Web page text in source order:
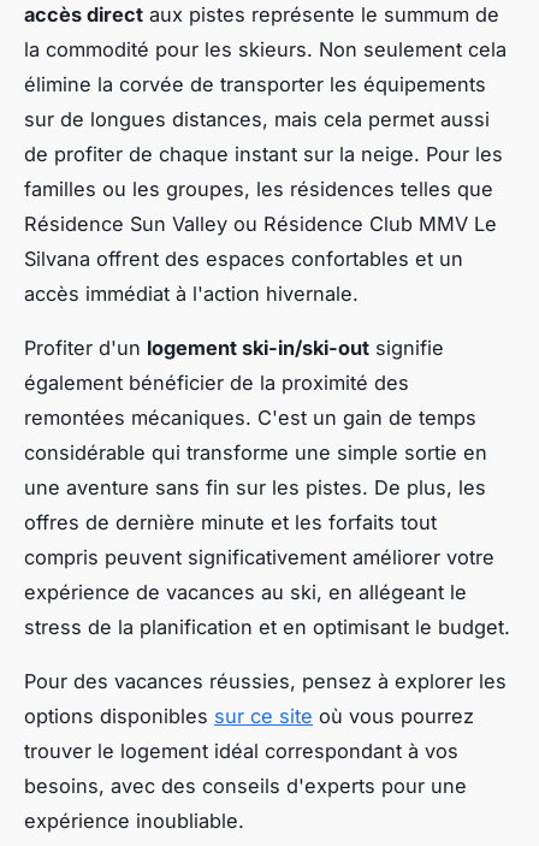
accès direct aux pistes représente le summum de
la commodité pour les skieurs. Non seulement cela
élimine la corvée de transporter les équipements
sur de longues distances, mais cela permet aussi
de profiter de chaque instant sur la neige. Pour les
familles ou les groupes, les résidences telles que
Résidence Sun Valley ou Résidence Club MMV Le
Silvana offrent des espaces confortables et un
accès immédiat à l'action hivernale.
Profiter d'un logement ski-in/ski-out signifie
également bénéficier de la proximité des
remontées mécaniques. C'est un gain de temps
considérable qui transforme une simple sortie en
une aventure sans fin sur les pistes. De plus, les
offres de dernière minute et les forfaits tout
compris peuvent significativement améliorer votre
expérience de vacances au ski, en allégeant le
stress de la planification et en optimisant le budget.
Pour des vacances réussies, pensez à explorer les
options disponibles sur ce site où vous pourrez
trouver le logement idéal correspondant à vos
besoins, avec des conseils d'experts pour une
expérience inoubliable.